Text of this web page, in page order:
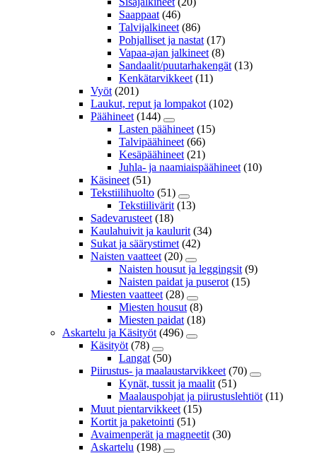
Saappaat (46)
Talvijalkineet (86)
Pohjalliset ja nastat (17)
Vapaa-ajan jalkineet (8)
Sandaalit/puutarhakengät (13)
Kenkätarvikkeet (11)
Vyöt (201)
Laukut, reput ja lompakot (102)
Päähineet (144)
Lasten päähineet (15)
Talvipäähineet (66)
Kesäpäähineet (21)
Juhla- ja naamiaispäähineet (10)
Käsineet (51)
Tekstiilihuolto (51)
Tekstiilivärit (13)
Sadevarusteet (18)
Kaulahuivit ja kaulurit (34)
Sukat ja säärystimet (42)
Naisten vaatteet (20)
Naisten housut ja leggingsit (9)
Naisten paidat ja puserot (15)
Miesten vaatteet (28)
Miesten housut (8)
Miesten paidat (18)
Askartelu ja Käsityöt (496)
Käsityöt (78)
Langat (50)
Piirustus- ja maalaustarvikkeet (70)
Kynät, tussit ja maalit (51)
Maalauspohjat ja piirustuslehtiöt (11)
Muut pientarvikkeet (15)
Kortit ja paketointi (51)
Avaimenperät ja magneetit (30)
Askartelu (198)